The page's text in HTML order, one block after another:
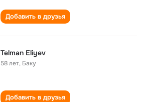
Добавить в друзья
Telman Eliyev
58 лет, Баку
Добавить в друзья